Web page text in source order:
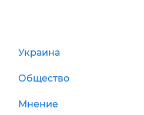
Украина
Общество
Мнение